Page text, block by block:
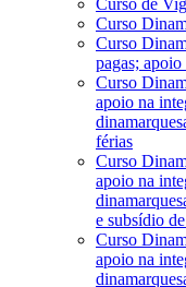
Curso
Curso
pagas;
Curso
apoio na
férias
Curso
apoio na
e subsídio
Curso
apoio na